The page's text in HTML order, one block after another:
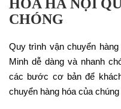
HÓA HÀ NỘI
CHÓNG
Quy trình vận chuyển
Minh dễ dàng và nhanh
các bước cơ bản để
chuyển hàng hóa của chúng